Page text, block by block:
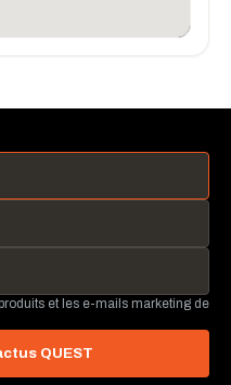
et les e-mails marketing de
QUEST